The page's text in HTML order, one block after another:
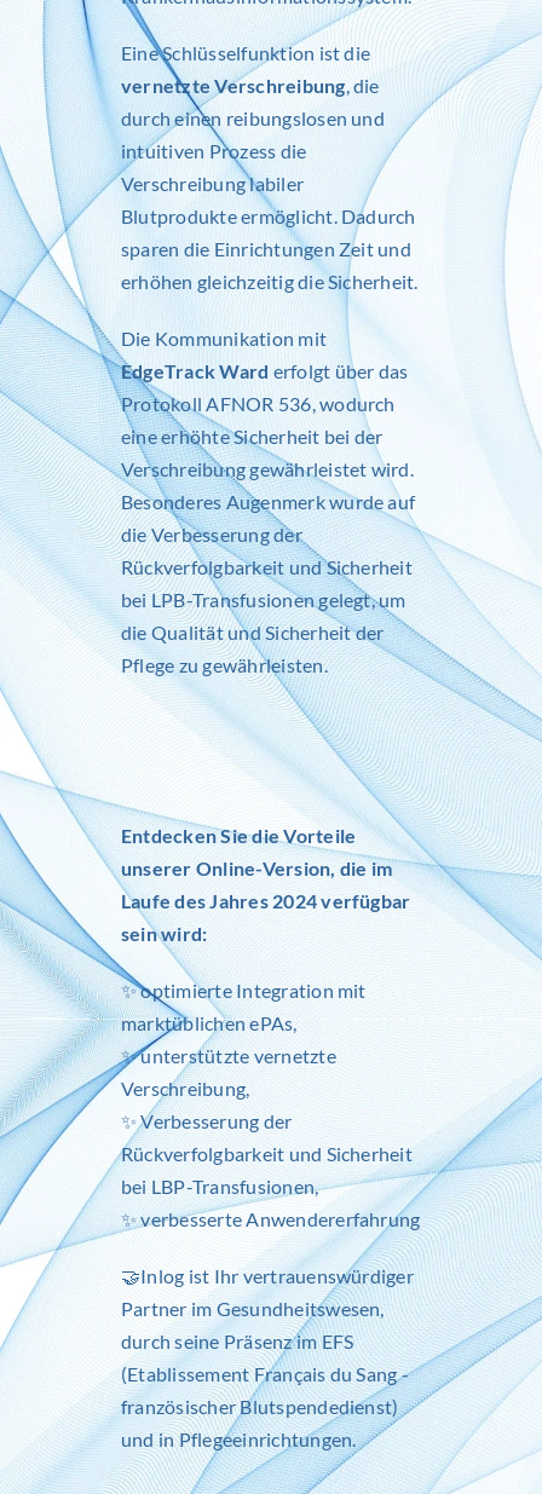
Eine Schlüsselfunktion ist die
vernetzte Verschreibung, die
durch einen reibungslosen und
intuitiven Prozess die
Verschreibung labiler
Blutprodukte ermöglicht. Dadurch
sparen die Einrichtungen Zeit und
erhöhen gleichzeitig die Sicherheit.
Die Kommunikation mit
EdgeTrack Ward erfolgt über das
Protokoll AFNOR 536, wodurch
eine erhöhte Sicherheit bei der
Verschreibung gewährleistet wird.
Besonderes Augenmerk wurde auf
die Verbesserung der
Rückverfolgbarkeit und Sicherheit
bei LPB-Transfusionen gelegt, um
die Qualität und Sicherheit der
Pflege zu gewährleisten.
Entdecken Sie die Vorteile
unserer Online-Version, die im
Laufe des Jahres 2024 verfügbar
sein wird:
✨ optimierte Integration mit
marktüblichen ePAs,
✨ unterstützte vernetzte
Verschreibung,
✨ Verbesserung der
Rückverfolgbarkeit und Sicherheit
bei LBP-Transfusionen,
✨ verbesserte Anwendererfahrung
🤝Inlog ist Ihr vertrauenswürdiger
Partner im Gesundheitswesen,
durch seine Präsenz im EFS
(Etablissement Français du Sang -
französischer Blutspendedienst)
und in Pflegeeinrichtungen.